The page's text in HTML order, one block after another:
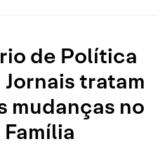
de Política
tratam
mudanças no